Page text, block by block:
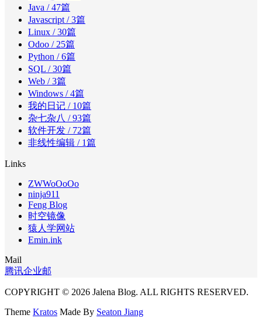
Java / 47篇
Javascript / 3篇
Linux / 30篇
Odoo / 25篇
Python / 6篇
SQL / 30篇
Web / 3篇
Windows / 4篇
我的日记 / 10篇
杂七杂八 / 93篇
软件开发 / 72篇
非线性编辑 / 1篇
Links
ZWWoOoOo
ninja911
Feng Blog
时空镜像
猿人学网站
Emin.ink
Mail
腾讯企业邮
COPYRIGHT © 2026 Jalena Blog. ALL RIGHTS RESERVED.
Theme Kratos Made By Seaton Jiang